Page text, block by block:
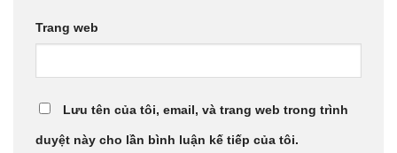
Trang web
Lưu tên của tôi, email, và trang web trong trình
duyệt này cho lần bình luận kế tiếp của tôi.